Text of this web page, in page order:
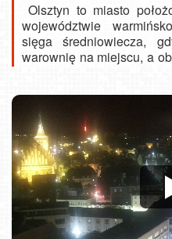
Olsztyn to miasto
województwie
sięga średniowiecza,
warownię na miejscu, a
Obrotowa kamera
rozpiętości 180° w
oraz Stare Miasto.
Olsztyn niegdyś był
pruskich, a później, po
stolicą województwa
wieku Olsztyn znalazł
działalnościMikołaja
W XVII wieku przeszedł
Niemiec, co miało wpływ